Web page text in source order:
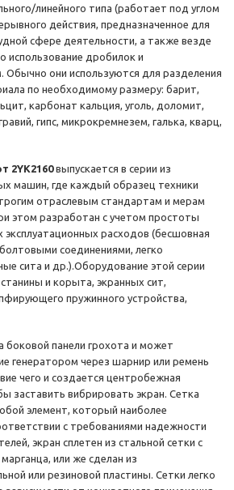
линейного типа (работает под углом
действия, предназначенное для
сфере деятельности, а также везде
использование дробилок и
Обычно они используются для разделения
по необходимому размеру: барит,
карбонат кальция, уголь, доломит,
гипс, микрокремнезем, галька, кварц,
2YK2160выпускается в серии из
машин, где каждый образец техники
отраслевым стандартам и мерам
этом разработан с учетом простоты
эксплуатационных расходов (бесшовная
соединениями, легко
сита и др.).Оборудование этой серии
и корыта, экранных сит,
пружинного устройства,
боковой панели грохота и может
генератором через шарнир или ремень
чего и создается центробежная
заставить вибрировать экран. Сетка
элемент, который наиболее
с требованиями надежности
экран сплетен из стальной сетки с
или же сделан из
или резиновой пластины. Сетки легко